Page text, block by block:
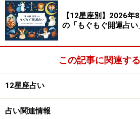
けが吉。
＞【今週の運勢】を占う
＞【10月のラッキーフード】を見る
【12星座別】2026年
の「もぐもぐ開運占い
この記事に関連す
12星座占い
占い関連情報